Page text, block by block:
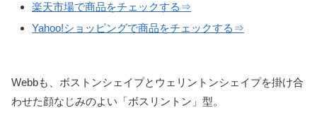
楽天市場で商品をチェックする⇒
Yahoo!ショッピングで商品をチェックする⇒
Webbも、ボストンシェイプとウェリントンシェイプを掛け合
わせた顔なじみのよい「ボスリントン」型。